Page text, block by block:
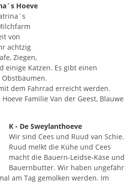
Hoeve
von
achtzig
Ziegen,
einige Katzen. Es gibt einen
dem Fahrrad erreicht werden.
Familie Van der Geest, Blauwe
K - De Sweylanthoeve
Wir sind Cees und Ruud van Schie.
Ruud melkt die Kühe und Cees
macht die Bauern-Leidse-Käse und
Bauernbutter. Wir haben ungefähr
am Tag gemolken werden. Im